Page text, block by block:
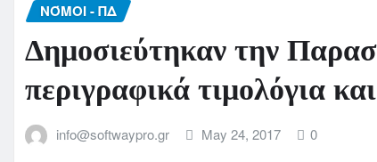
ΝΌΜΟΙ - ΠΔ
Δημοσιεύτηκαν την
περιγραφικά τιμολόγια
info@softwaypro.gr May 24, 2017 0